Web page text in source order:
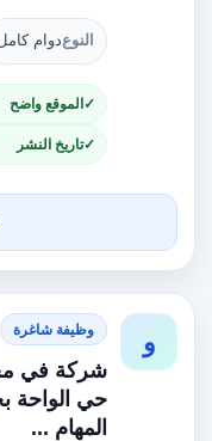
النوعدوام
الموقع واضح
تاريخ النشر
و وظيفة شاغرة
شركة في
حي الواحة
المهام ...